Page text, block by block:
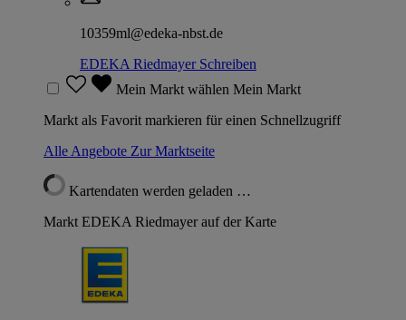
10359ml@edeka-nbst.de
EDEKA RiedmayerSchreiben
Mein Markt wählen Mein Markt
Markt als Favorit markieren für einen Schnellzugriff
Alle Angebote Zur Marktseite
Kartendaten werden geladen …
Markt EDEKA Riedmayer auf der Karte